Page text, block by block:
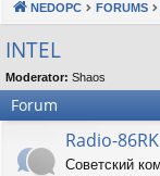
u
s
NEDOPC FORUMS
INTEL
Moderator: Shaos
Forum
Radio-86RK
Советский